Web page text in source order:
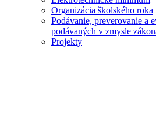
Organizácia školského roka
Podávanie, preverovanie a
podávaných v zmysle
Projekty